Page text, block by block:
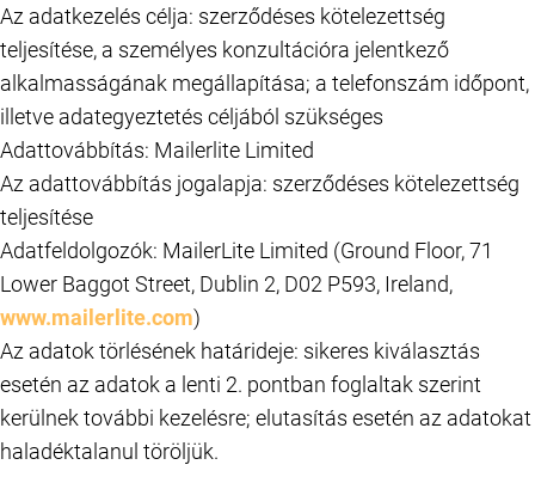
Az adatkezelés célja: szerződéses kötelezettség
teljesítése, a személyes konzultációra jelentkező
alkalmasságának megállapítása; a telefonszám időpont,
illetve adategyeztetés céljából szükséges
Adattovábbítás: Mailerlite Limited
Az adattovábbítás jogalapja: szerződéses kötelezettség
teljesítése
Adatfeldolgozók: MailerLite Limited (Ground Floor, 71
Lower Baggot Street, Dublin 2, D02 P593, Ireland,
www.mailerlite.com)
Az adatok törlésének határideje: sikeres kiválasztás
esetén az adatok a lenti 2. pontban foglaltak szerint
kerülnek további kezelésre; elutasítás esetén az adatokat
haladéktalanul töröljük.